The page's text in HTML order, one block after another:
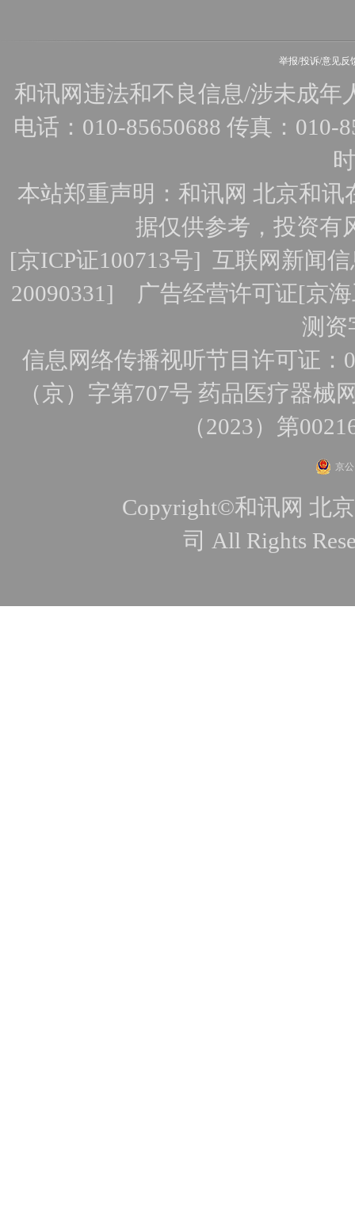
举报/投诉/意见反
和讯网违法和不良信息/涉未成年
电话：010-85650688 传真：010-
本站郑重声明：和讯网 北京和
据仅供参考，投资有
[京ICP证100713号]互联网新闻
20090331] 广告经营许可证[京
测资
信息网络传播视听节目许可证：
（京）字第707号 药品医疗器械
（2023）第
京
Copyright©和讯网 北
司 All Rights